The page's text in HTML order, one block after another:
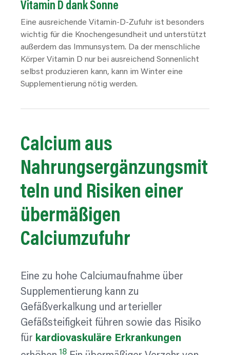
Vitamin D dank Sonne
Eine ausreichende Vitamin-D-Zufuhr ist besonders
wichtig für die Knochengesundheit und unterstützt
außerdem das Immunsystem. Da der menschliche
Körper Vitamin D nur bei ausreichend Sonnenlicht
selbst produzieren kann, kann im Winter eine
Supplementierung nötig werden.
Calcium aus
Nahrungsergänzungsmit
teln und Risiken einer
übermäßigen
Calciumzufuhr
Eine zu hohe Calciumaufnahme über
Supplementierung kann zu
Gefäßverkalkung und arterieller
Gefäßsteifigkeit führen sowie das Risiko
für kardiovaskuläre Erkrankungen
18